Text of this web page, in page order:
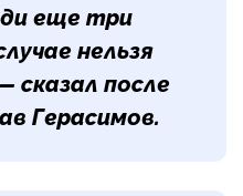
еще три
нельзя
сказал после
Герасимов.